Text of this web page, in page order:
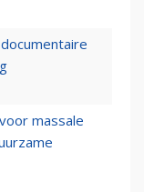
massale